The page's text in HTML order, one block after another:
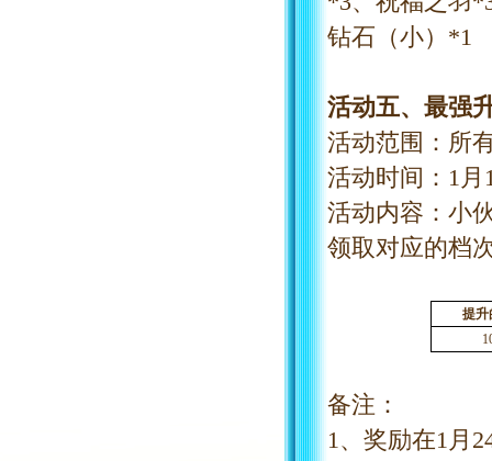
钻石（小）*1
活动五、最强
活动范围：所
活动时间： 1月
活动内容：小
领取对应的档
提升
备注：
1、奖励在1月